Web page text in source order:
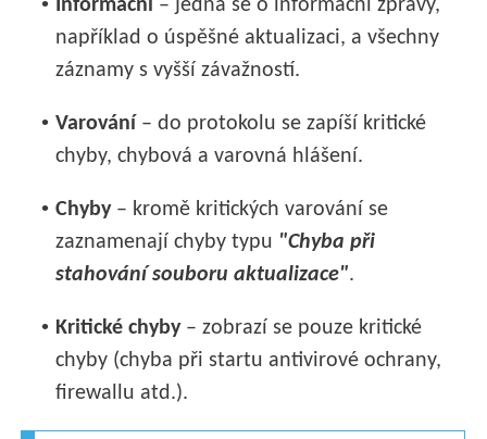
Informační – jedná se o informační zprávy,
například o úspěšné aktualizaci, a všechny
záznamy s vyšší závažností.
• Varování – do protokolu se zapíší kritické
chyby, chybová a varovná hlášení.
• Chyby– kromě kritických varování se
zaznamenají chyby typu "Chyba při
stahování souboru aktualizace".
• Kritické chyby– zobrazí se pouze kritické
chyby (chyba při startu antivirové ochrany,
firewallu atd.).